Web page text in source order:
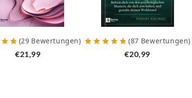
(29 Bewertungen)
€21,99
(87 Bewertungen)
€20,99